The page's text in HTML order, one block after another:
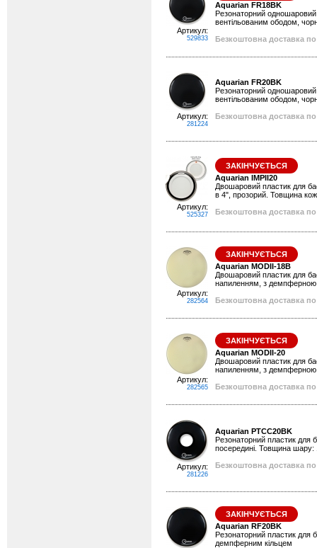
Артикул:
529833
Aquarian FR18BK
Резонаторний одношаровий
вентільованим ободом,
Безкоштовна доставка по
Артикул:
281224
Aquarian FR20BK
Резонаторний одношаровий
вентільованим ободом,
Безкоштовна доставка по
Артикул:
525327
ЗАКІНЧУЄТЬСЯ
Aquarian IMPII20
Двошаровий пластик для
в 4", прозорий. Товщина
Безкоштовна доставка по
Артикул:
282564
ЗАКІНЧУЄТЬСЯ
Aquarian MODII-18B
Двошаровий пластик для
напиленням, з
Безкоштовна доставка по
Артикул:
282565
ЗАКІНЧУЄТЬСЯ
Aquarian MODII-20
Двошаровий пластик для
напиленням, з
Безкоштовна доставка по
Артикул:
281226
Aquarian PTCC20BK
Резонаторний пластик для
посередині. Товщина шару:
Безкоштовна доставка по
ЗАКІНЧУЄТЬСЯ
Aquarian RF20BK
Резонаторний пластик для
демпферним кільцем